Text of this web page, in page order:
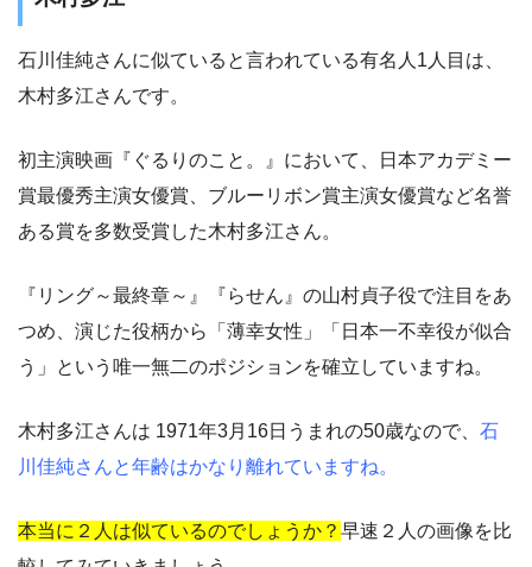
石川佳純さんに似ていると言われている有名人1人目は、
木村多江さんです。
初主演映画『ぐるりのこと。』において、日本アカデミー
賞最優秀主演女優賞、ブルーリボン賞主演女優賞など名誉
ある賞を多数受賞した木村多江さん。
『リング～最終章～』『らせん』の山村貞子役で注目をあ
つめ、演じた役柄から「薄幸女性」「日本一不幸役が似合
う」という唯一無二のポジションを確立していますね。
木村多江さんは 1971年3月16日うまれの50歳なので、 石
川佳純さんと年齢はかなり離れていますね。
本当に２人は似ているのでしょうか？ 早速２人の画像を比